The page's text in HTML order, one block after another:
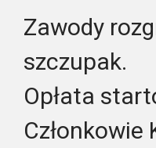
Zawody
szczupak.
Opłata
Członkowie